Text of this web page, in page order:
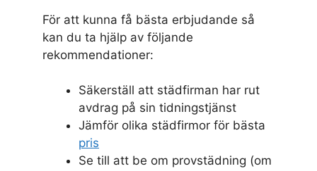
För att kunna få bästa erbjudande så
kan du ta hjälp av följande
rekommendationer:
Säkerställ att städfirman har rut
avdrag på sin tidningstjänst
Jämför olika städfirmor för bästa
pris
Se till att be om provstädning (om